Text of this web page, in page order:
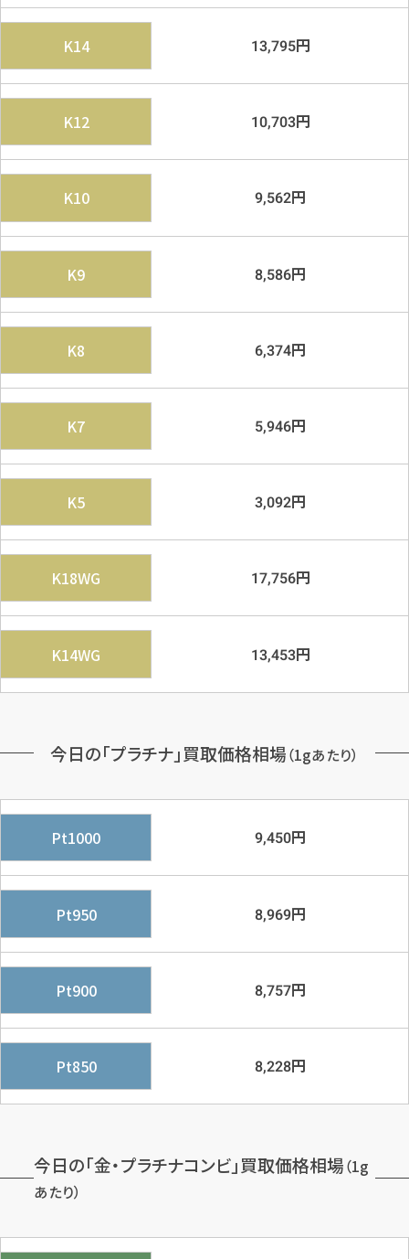
K14 13,795円
K12 10,703円
K10 9,562円
K9 8,586円
K8 6,374円
K7 5,946円
K5 3,092円
K18WG 17,756円
K14WG 13,453円
今日の「プラチナ」買取価格相場（1gあたり）
Pt1000 9,450円
Pt950 8,969円
Pt900 8,757円
Pt850 8,228円
今日の「金・プラチナコンビ」買取価格相場（1g
あたり）